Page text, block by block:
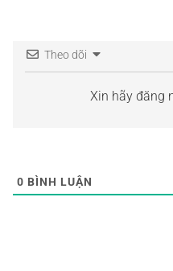
Theo dõi
Xin hãy đăng
0 BÌNH LUẬN